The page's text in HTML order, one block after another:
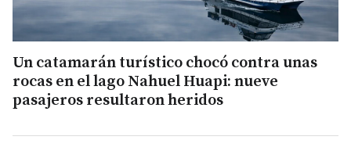
Un catamarán turístico chocó contra unas
rocas en el lago Nahuel Huapi: nueve
pasajeros resultaron heridos